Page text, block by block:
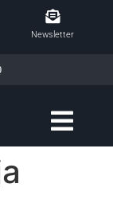
Newsletter